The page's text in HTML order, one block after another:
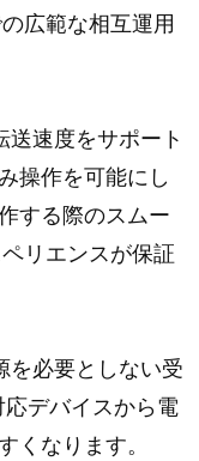
広範な相互運用
送速度をサポート
操作を可能にし
する際のスムー
リエンスが保証
を必要としない受
デバイスから電
くなります。